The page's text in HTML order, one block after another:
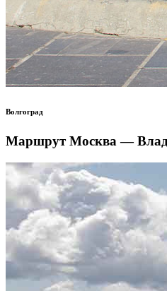
Волгоград
Маршрут Москва —